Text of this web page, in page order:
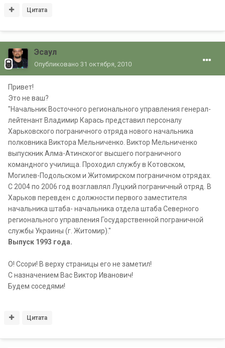
Цитата
Эсаул
Опубликовано 31 октября, 2010
Привет!
Это не ваш?
"Начальник Восточного регионального управления генерал-
лейтенант Владимир Карась представил персоналу
Харьковского пограничного отряда нового начальника
полковника Виктора Мельниченко. Виктор Мельниченко
выпускник Алма-Атинскогог высшего пограничного
командного училища. Проходил службу в Котовском,
Могилев-Подольском и Житомирском пограничном отрядах.
С 2004 по 2006 год возглавлял Луцкий пограничный отряд. В
Харьков перевден с должности первого заместителя
начальника штаба- начальника отдела штаба Северного
регионального управления Государственной пограничной
службы Украины (г. Житомир)."
Выпуск 1993 года.
О! Ссори! В верху страницы его не заметил!
С назначением Вас Виктор Иванович!
Будем соседями!
Цитата